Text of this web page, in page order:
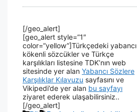
[/geo_alert]
[geo_alert style=”1″
color=”yellow”]Türkçedeki yabancı
kökenli sözcükler ve Türkçe
karşılıkları listesine TDK’nın web
sitesinde yer alan Yabancı Sözlere
Karşılıklar Kılavuzu sayfasını ve
Vikipedi’de yer alan bu sayfayı
ziyaret ederek ulaşabilirsiniz..
[/geo_alert]